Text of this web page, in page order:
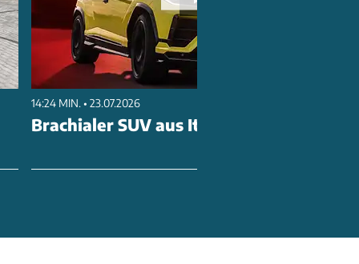
14:24 MIN. • 23.07.2026
Brachialer SUV aus Italien